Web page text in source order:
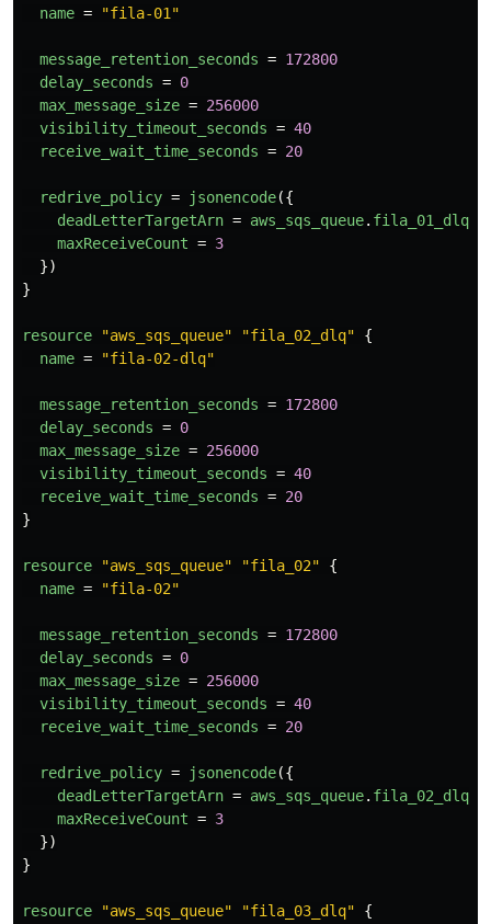
name = "fila-01"
message_retention_seconds = 172800
delay_seconds = 0
max_message_size = 256000
visibility_timeout_seconds = 40
receive_wait_time_seconds = 20
redrive_policy = jsonencode({
deadLetterTargetArn = aws_sqs_queue. fila_01_dlq
maxReceiveCount = 3
})
}
resource "aws_sqs_queue" "fila_02_dlq"
{
name = "fila-02-dlq"
message_retention_seconds = 172800
delay_seconds = 0
max_message_size = 256000
visibility_timeout_seconds = 40
receive_wait_time_seconds = 20
}
resource "aws_sqs_queue" "fila_02"
{
name = "fila-02"
message_retention_seconds = 172800
delay_seconds = 0
max_message_size = 256000
visibility_timeout_seconds = 40
receive_wait_time_seconds = 20
redrive_policy = jsonencode({
deadLetterTargetArn = aws_sqs_queue. fila_02_dlq
maxReceiveCount = 3
})
}
resource "aws_sqs_queue" "fila_03_dlq"
{